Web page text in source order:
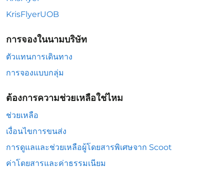
KrisFlyerUOB
การจองในนามบริษัท
ตัวแทนการเดินทาง
การจองแบบกลุ่ม
ต้องการความช่วยเหลือใช่ไหม
ช่วยเหลือ
เงื่อนไขการขนส่ง
การดูแลและช่วยเหลือผู้โดยสารพิเศษจาก Scoot
ค่าโดยสารและค่าธรรมเนียม